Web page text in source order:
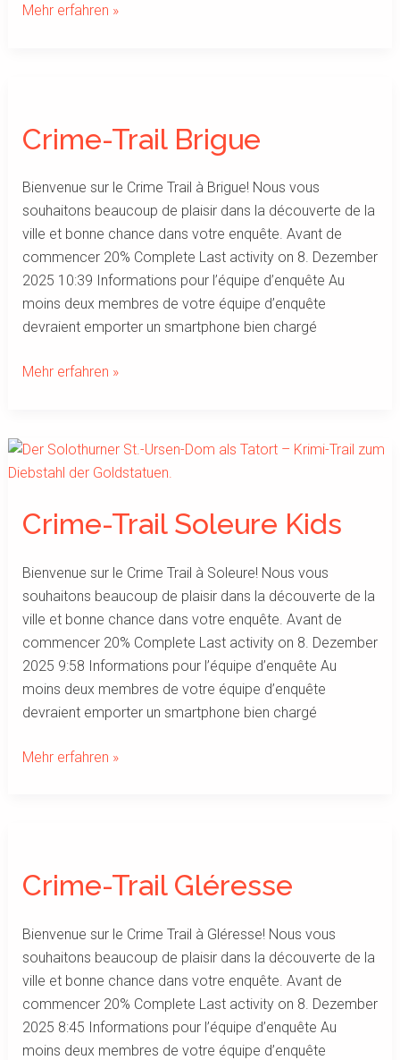
Mehr erfahren »
Crime-Trail Brigue
Bienvenue sur le Crime Trail à Brigue! Nous vous
souhaitons beaucoup de plaisir dans la découverte de la
ville et bonne chance dans votre enquête. Avant de
commencer 20% Complete Last activity on 8. Dezember
2025 10:39 Informations pour l’équipe d’enquête Au
moins deux membres de votre équipe d’enquête
devraient emporter un smartphone bien chargé
Brigue
Mehr erfahren »
Crime-Trail Soleure Kids
Bienvenue sur le Crime Trail à Soleure! Nous vous
souhaitons beaucoup de plaisir dans la découverte de la
ville et bonne chance dans votre enquête. Avant de
commencer 20% Complete Last activity on 8. Dezember
2025 9:58 Informations pour l’équipe d’enquête Au
moins deux membres de votre équipe d’enquête
devraient emporter un smartphone bien chargé
Crime-
Trail
Kids
Mehr erfahren »
Crime-Trail Gléresse
Bienvenue sur le Crime Trail à Gléresse! Nous vous
souhaitons beaucoup de plaisir dans la découverte de la
ville et bonne chance dans votre enquête. Avant de
commencer 20% Complete Last activity on 8. Dezember
2025 8:45 Informations pour l’équipe d’enquête Au
moins deux membres de votre équipe d’enquête
Gléresse